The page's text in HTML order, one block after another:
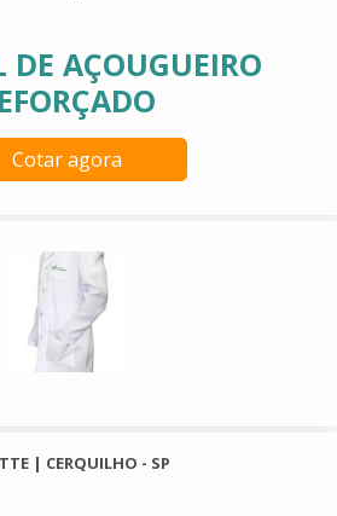
DE AÇOUGUEIRO
Cotar agora
| CERQUILHO - SP